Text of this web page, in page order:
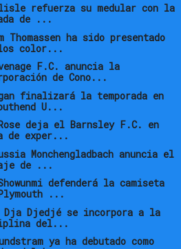
refuerza su medular con la
de ...
Thomassen ha sido presentado
color...
F.C. anuncia la
de Cono...
finalizará la temporada en
U...
deja el Barnsley F.C. en
de exper...
Monchengladbach anuncia el
de ...
defenderá la camiseta
...
Dja Djedjé se incorpora a la
del...
ya ha debutado como